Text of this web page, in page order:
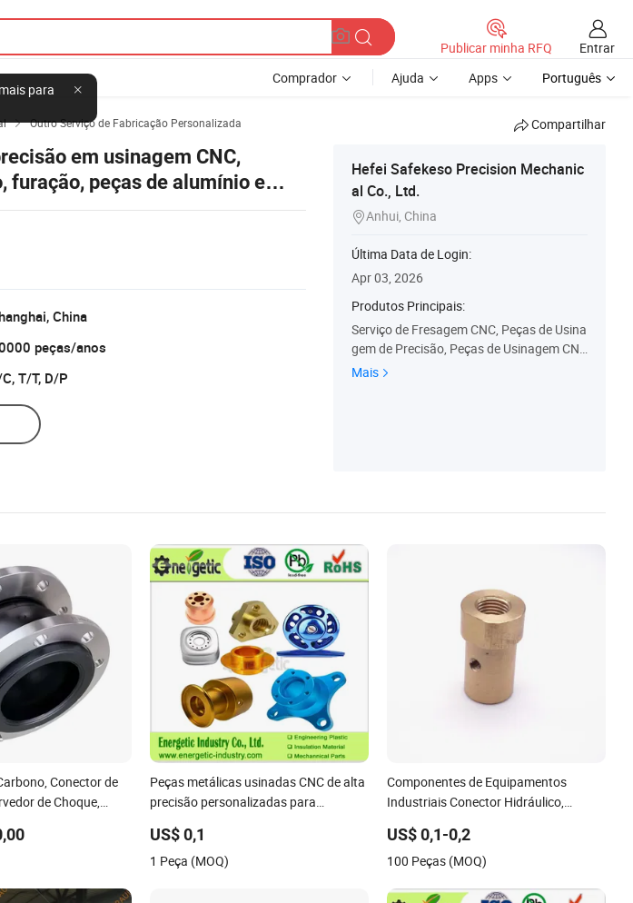
para
Publicar minha RFQ
Entrar
Comprador Ajuda Apps Português
 Outro Serviço de Fabricação Personalizada Compartilhar
em usinagem CNC,
furação, peças de alumínio e
CNC OEM ODM
China
peças/anos
T/T, D/P
Hefei Safekeso Precision Mechanic
al Co., Ltd.
Anhui, China
Última Data de Login:
Apr 03, 2026
Produtos Principais:
Serviço de Fresagem CNC, Peças de Usina
gem de Precisão, Peças de Usinagem CN
C, Protótipo Rápido, Fresagem em Máqui
Mais
Conector de
de Choque,
Peças metálicas usinadas CNC de alta
precisão personalizadas para
aeroespaciais de alta resistência
US$ 0,1
1 Peça (MOQ)
Componentes de Equipamentos
Industriais Conector Hidráulico,
US$ 0,1-0,2
100 Peças (MOQ)